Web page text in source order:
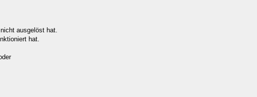
ausgelöst hat.
hat.